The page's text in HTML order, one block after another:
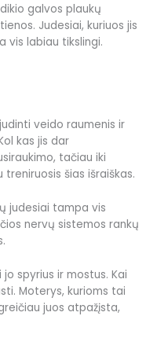
galvos plaukų
Judesiai, kuriuos jis
vis labiau tikslingi.
veido raumenis ir
kas jis dar
tačiau iki
šias išraiškas.
judesiai tampa vis
nervų sistemos rankų
spyrius ir mostus. Kai
Moterys, kurioms tai
juos atpažįsta,